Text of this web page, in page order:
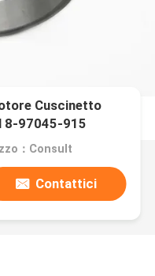
Cuscinetto
8-97045-915
：Consult
Contattici